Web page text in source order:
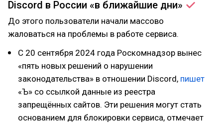
Discord в России «в ближайшие дни»
До этого пользователи начали массово
жаловаться на проблемы в работе сервиса.
С 20 сентября 2024 года Роскомнадзор вынес
«пять новых решений о нарушении
законодательства» в отношении Discord, пишет
«Ъ» со ссылкой данные из реестра
запрещённых сайтов. Эти решения могут стать
основанием для блокировки сервиса, отмечает